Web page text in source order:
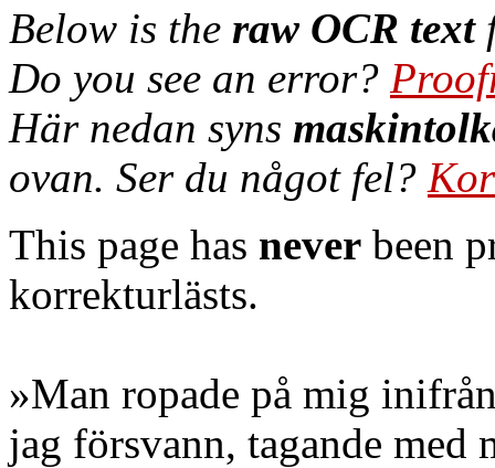
Below is the raw OCR text
Do you see an error?
Här nedan syns
ovan. Ser du något fel?
This page has never been
korrekturlästs.
»Man ropade på mig
jag försvann, tagande med